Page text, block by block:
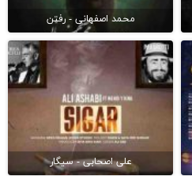
محمد اصفهانی - رفتن
علی اصحابی - سیگار